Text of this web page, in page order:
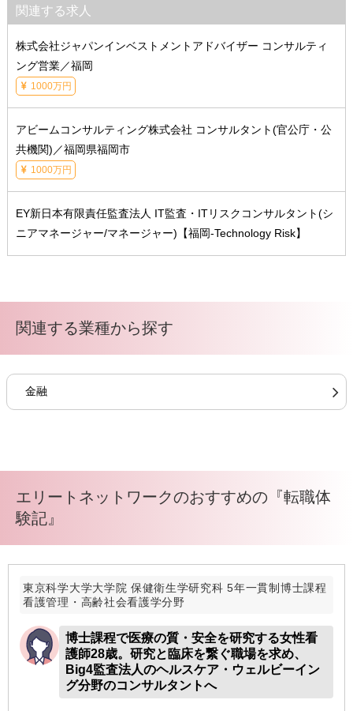
関連する求人
株式会社ジャパンインベストメントアドバイザー コンサルティ
ング営業／福岡
1000万円
アビームコンサルティング株式会社 コンサルタント(官公庁・公
共機関)／福岡県福岡市
1000万円
EY新日本有限責任監査法人 IT監査・ITリスクコンサルタント(シ
ニアマネージャー/マネージャー)【福岡-Technology Risk】
関連する業種から探す
金融
エリートネットワークのおすすめの『転職体
験記』
東京科学大学大学院 保健衛生学研究科 5年一貫制博士課程
看護管理・高齢社会看護学分野
博士課程で医療の質・安全を研究する女性看
護師28歳。研究と臨床を繋ぐ職場を求め、
Big4監査法人のヘルスケア・ウェルビーイン
グ分野のコンサルタントへ